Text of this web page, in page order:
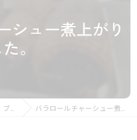
シュー煮上がり
。
ブログ バラロールチャーシュー煮上がりました。